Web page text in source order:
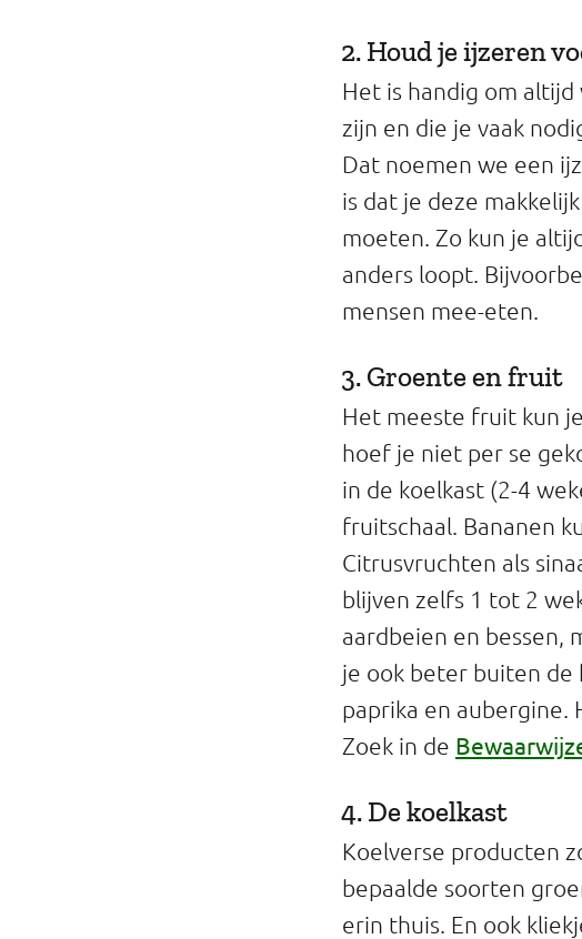
2. Houd je ijzeren
Het is handig om
zijn en die je vaak
Dat noemen we een
is dat je deze
moeten. Zo kun je
anders loopt.
mensen mee-eten.
3. Groente en fruit
Het meeste fruit kun
hoef je niet per se
in de koelkast (2-4
fruitschaal. Bananen
Citrusvruchten als
blijven zelfs 1 tot 2
aardbeien en bessen,
je ook beter buiten de
paprika en aubergine.
Zoek in de
4. De koelkast
Koelverse producten
bepaalde soorten
erin thuis. En ook